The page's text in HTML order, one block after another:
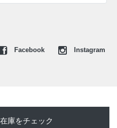
イプや補強パーツにはグレー
している。ボリュームのある
クス取扱店にて発売開始。価
Facebook Instagram
庫をチェック